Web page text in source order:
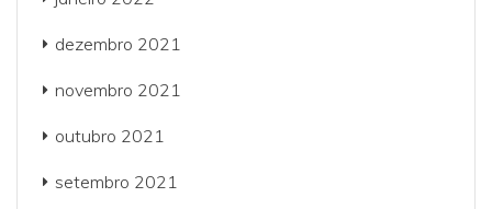
dezembro 2021
novembro 2021
outubro 2021
setembro 2021